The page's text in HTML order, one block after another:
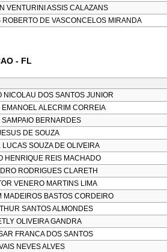
VENTURINI ASSIS CALAZANS
ROBERTO DE VASCONCELOS MIRANDA
- FL
NICOLAU DOS SANTOS JUNIOR
ALECRIM CORREIA
BERNARDES
DE SOUZA
LUCAS SOUZA DE OLIVEIRA
HENRIQUE REIS MACHADO
RODRIGUES CLARETH
VENERO MARTINS LIMA
MADEIROS BASTOS CORDEIRO
SANTOS ALMONDES
OLIVEIRA GANDRA
FRANCA DOS SANTOS
NEVES ALVES